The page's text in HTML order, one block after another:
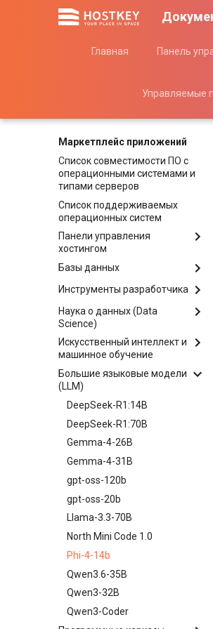
Главная Панель
Управляемые
Маркетплейс приложений
Список совместимости ПО c
операционными системами и
типами серверов
Список поддерживаемых
операционных систем
Панели управления
хостингом
Ispmanager
aaPanel
CyberPanel
EasyPanel
FASTPANEL
ISPConfig
OpenPanel
Webmin
Базы данных
ClickHouse
MongoDB
MySQL
OpenSearch
Redis
Инструменты разработчика
Apache Solr
Appwrite
CapRover
Free Domain Certbot
Gitea
GitLab
Jenkins
LinuxPatch Appliance
NATS
Nginx
Portainer
Splunk Enterprise (бесплатная
пробная версия)
Temporal
Наука о данных (Data
Science)
Anaconda
Apache Airflow
JupyterLab
Jupyter Notebook
Искусственный интеллект и
машинное обучение
ИИ чат-бот на собственном
сервере
Apache Spark
CogVideoX-5b
ComfyUI
Hallo3
HunyuanVideo
OpenClaw
PyTorch
TensorFlow
Большие языковые модели
(LLM)
DeepSeek-R1:14B
DeepSeek-R1:70B
Gemma-4-26B
Gemma-4-31B
gpt-oss-120b
gpt-oss-20b
Llama-3.3-70B
North Mini Code 1.0
Phi-4-14b
Qwen3.6-35B
Qwen3-32B
Qwen3-Coder